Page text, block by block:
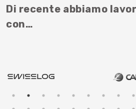
Di recente abbiamo
con…